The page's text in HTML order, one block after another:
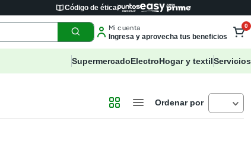
Código de ética
Mi cuenta
Ingresa y aprovecha tus beneficios
0
SupermercadoElectroHogar y textilServicios